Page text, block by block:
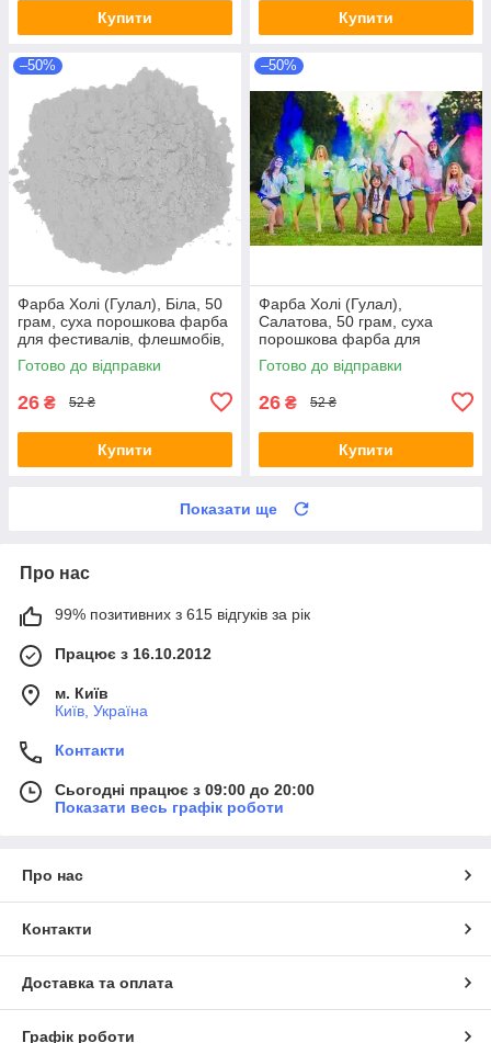
Купити Купити
–50%
Фарба Холі (Гулал), Біла, 50
грам, суха порошкова фарба
для фестивалів, флешмобів,
Фарби холі
Готово до відправки
26 ₴ 52 ₴
Купити
–50%
Фарба Холі (Гулал),
Салатова, 50 грам, суха
порошкова фарба для
фестивалів, флешмобів
Готово до відправки
26 ₴ 52 ₴
Купити
Показати ще
Про нас
99% позитивних з 615 відгуків за рік
Працює з 16.10.2012
м. Київ
Київ, Україна
Контакти
Сьогодні працює з 09:00 до 20:00
Показати весь графік роботи
Про нас
Контакти
Доставка та оплата
Графік роботи